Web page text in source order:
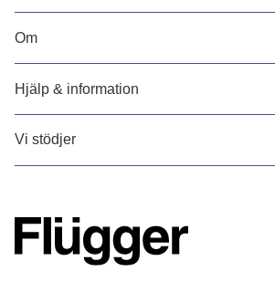
Om
Hjälp & information
Vi stödjer